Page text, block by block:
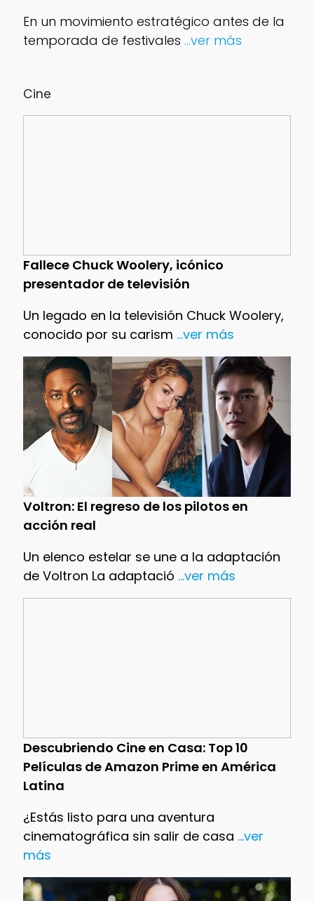
Cine
Fallece Chuck Woolery, icónico
presentador de televisión
Un legado en la televisión Chuck Woolery,
conocido por su carism ...ver más
Voltron: El regreso de los pilotos en
acción real
Un elenco estelar se une a la adaptación
de Voltron La adaptació ...ver más
Descubriendo Cine en Casa: Top 10
Películas de Amazon Prime en América
Latina
¿Estás listo para una aventura
cinematográfica sin salir de casa ...ver
más
En un movimiento estratégico antes de la
temporada de festivales ...ver más